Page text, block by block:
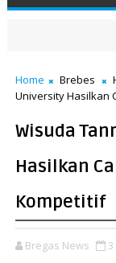
Home Brebes
University Hasilkan
Wisuda
Hasilkan
Kompetitif
Bregas News